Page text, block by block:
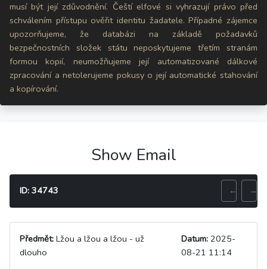
musí být její zdůvodnění. Čeští elfové si vyhrazují právo před
schválením přístupu ověřit identitu žadatele. Případné zájemce
upozorňujeme, že databázi na základě požadavků
bezpečnostních složek státu neposkytujeme třetím stranám
formou kopií, neumožňujeme její automatizované dálkové
zpracování a netolerujeme pokusy o její automatické stahování
a kopírování.
Show Email
ID: 34743 ← →
Předmět: Lžou a lžou a lžou - už
dlouho
Datum:2025-
08-21 11:14